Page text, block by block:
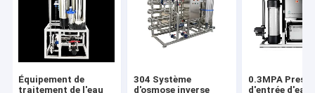
Équipement de
traitement de l'eau
304 Système
d'osmose inverse
0.3MPA
d'entrée d'eau